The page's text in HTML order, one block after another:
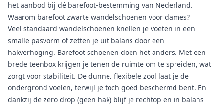
het aanbod bij dé barefoot-bestemming van Nederland.
Waarom barefoot zwarte wandelschoenen voor dames?
Veel standaard wandelschoenen knellen je voeten in een
smalle pasvorm of zetten je uit balans door een
hakverhoging. Barefoot schoenen doen het anders. Met een
brede teenbox krijgen je tenen de ruimte om te spreiden, wat
zorgt voor stabiliteit. De dunne, flexibele zool laat je de
ondergrond voelen, terwijl je toch goed beschermd bent. En
dankzij de zero drop (geen hak) blijf je rechtop en in balans